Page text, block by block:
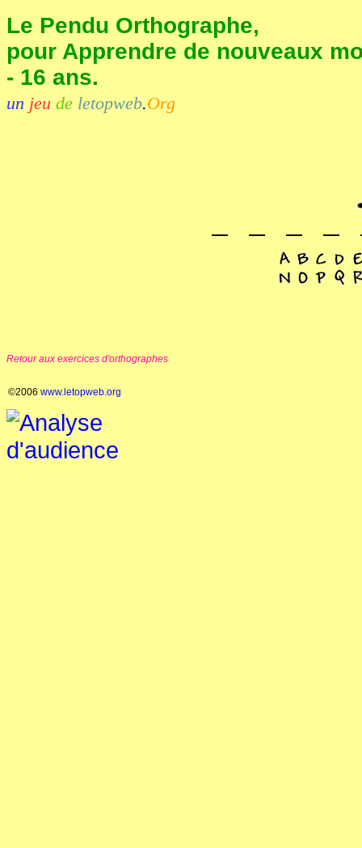
Le Pendu Orthographe,
pour Apprendre de nouveaux
- 16 ans.
un jeu de letopweb.Org
Retour aux exercices d'orthographes
©2006 www.letopweb.org